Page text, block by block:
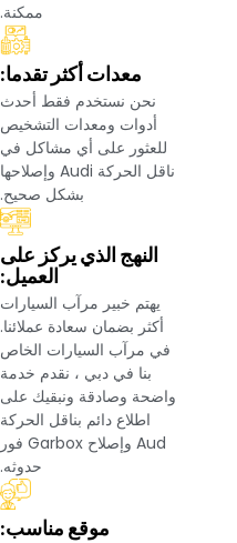
ممكنة.‏
‏معدات أكثر تقدما:‏
‏نحن نستخدم فقط أحدث
أدوات ومعدات التشخيص
للعثور على أي مشاكل في
ناقل الحركة Audi وإصلاحها
بشكل صحيح.‏
‏النهج الذي يركز على
العميل:‏
‏يهتم خبير مرآب السيارات
أكثر بضمان سعادة عملائنا.
في مرآب السيارات الخاص
بنا في دبي ، نقدم خدمة
واضحة وصادقة ونبقيك على
اطلاع دائم بناقل الحركة
Aud وإصلاح Garbox فور
حدوثه.‏
‏موقع مناسب:‏